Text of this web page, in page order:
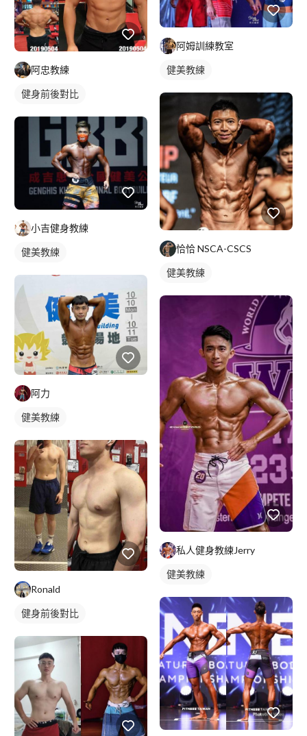
阿忠教練
健身前後對比
小吉健身教練
健美教練
阿力
健美教練
Ronald
健身前後對比
阿姆訓練教室
健美教練
恰恰 NSCA-CSCS
健美教練
私人健身教練Jerry
健美教練